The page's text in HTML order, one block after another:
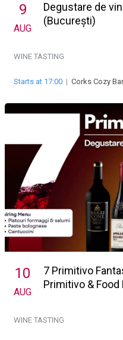
9
AUG
Degustare de
(București)
WINE TASTING
Starts at 17:00 | Corks Cozy Bar
10
AUG
7 Primitivo
Primitivo &
WINE TASTING